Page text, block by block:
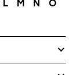
L M N O